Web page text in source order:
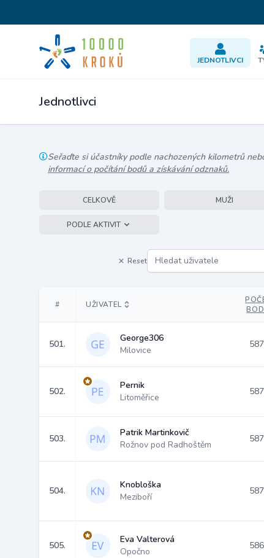
JEDNOTLIVCI
Jednotlivci
Seřaďte si účastníky podle nachozených kilometrů
informací o počítání bodů a získávání odznaků.
CELKOVĚ MUŽI
PODLE AKTIVIT
Reset
# UŽIVATEL
501.
George306
Milovice
502.
Pernik
Litoměřice
503.
Patrik Martinkovič
Rožnov pod Radhoštěm
504.
Knobloška
Meziboří
505.
Eva Valterová
Opočno